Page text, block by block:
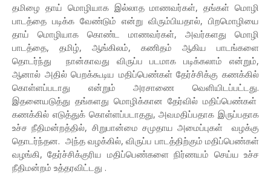
தமிழை தாய் மொழியாக இல்லாத மாணவர்கள், தங்கள் மொழி
பாடத்தை படிக்க வேண்டும் என்று விரும்பியதால், பிறமொழியை
தாய் மொழியாக கொண்ட மாணவர்கள், அவர்களது மொழி
பாடத்தை, தமிழ், ஆங்கிலம், கணிதம் ஆகிய பாடங்களை
தொடர்ந்து நான்காவது விருப்ப படமாக படிக்கலாம் என்றும்,
ஆனால் அதில் பெறக்கூடிய மதிப்பெண்கள் தேர்ச்சிக்கு கணக்கில்
கொள்ளப்படாது என்றும் அரசாணை வெளியிடப்பட்டது.
இதனையடுத்து தங்களது மொழிக்கான தேர்வில் மதிப்பெண்கள்
கணக்கில் எடுத்துக் கொள்ளப்படாதது, அவமதிப்பதாக இருப்பதாக
உச்ச நீதிமன்றத்தில், சிறுபான்மை சமுதாய அமைப்புகள் வழக்கு
தொடர்ந்தன. அந்த வழக்கில், விருப்ப பாடத்திற்கும் மதிப்பெண்கள்
வழங்கி, தேர்ச்சிக்குரிய மதிப்பெண்களை நிர்ணயம் செய்ய உச்ச
நீதிமன்றம் உத்தரவிட்டது .